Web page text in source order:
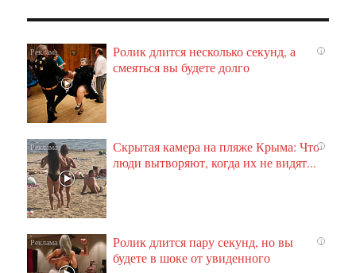
i
Ролик длится несколько секунд, а
смеяться вы будете долго
i
Скрытая камера на пляже Крыма: Что
люди вытворяют, когда их не видят...
i
Ролик длится пару секунд, но вы
будете в шоке от увиденного